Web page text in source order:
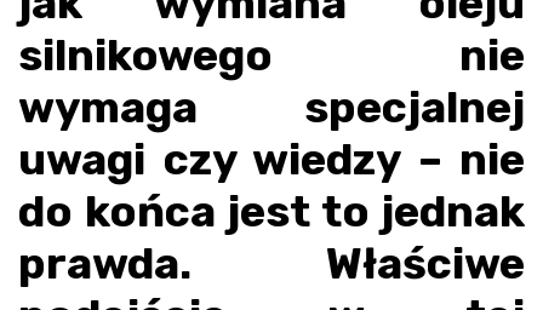
silnikowego nie
wymaga specjalnej
uwagi czy wiedzy – nie
do końca jest to jednak
prawda. Właściwe